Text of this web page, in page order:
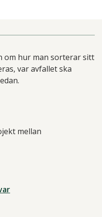
om hur man sorterar sitt
var avfallet ska
mellan